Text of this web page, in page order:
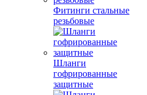
Фитинги стальные
резьбовые
Шланги
гофрированные
защитные